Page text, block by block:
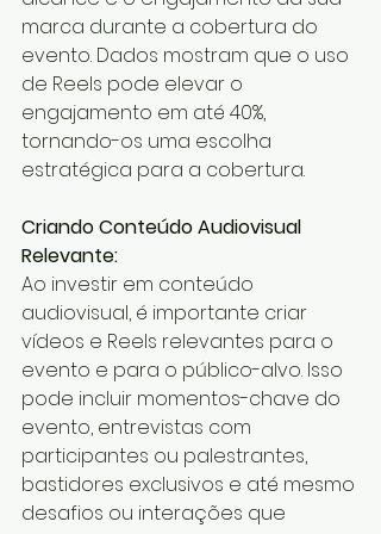
marca durante a cobertura do
evento. Dados mostram que o uso
de Reels pode elevar o
engajamento em até 40%,
tornando-os uma escolha
estratégica para a cobertura.
Criando Conteúdo Audiovisual
Relevante:
Ao investir em conteúdo
audiovisual, é importante criar
vídeos e Reels relevantes para o
evento e para o público-alvo. Isso
pode incluir momentos-chave do
evento, entrevistas com
participantes ou palestrantes,
bastidores exclusivos e até mesmo
desafios ou interações que